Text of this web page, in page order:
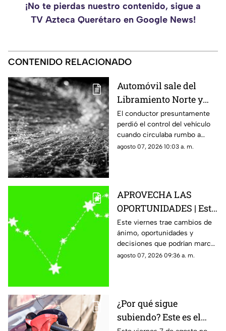
¡No te pierdas nuestro contenido, sigue a
TV Azteca Querétaro en Google News!
CONTENIDO RELACIONADO
Automóvil sale del
Libramiento Norte y
termina contra un
puesto de fresas
El conductor presuntamente
perdió el control del vehículo
cuando circulaba rumbo a
Salamanca y terminó dentro de
agosto 07, 2026 10:03 a. m.
APROVECHA LAS
OPORTUNIDADES | Este
es el horóscopo de hoy
viernes 7 de agosto
Este viernes trae cambios de
ánimo, oportunidades y
decisiones que podrían marcar
el rumbo del fin de semana.
agosto 07, 2026 09:36 a. m.
¿Por qué sigue
subiendo? Este es el